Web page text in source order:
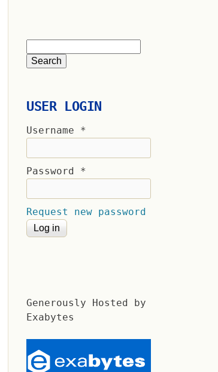
USER LOGIN
Username *
Password *
Request new password
Generously Hosted by
Exabytes